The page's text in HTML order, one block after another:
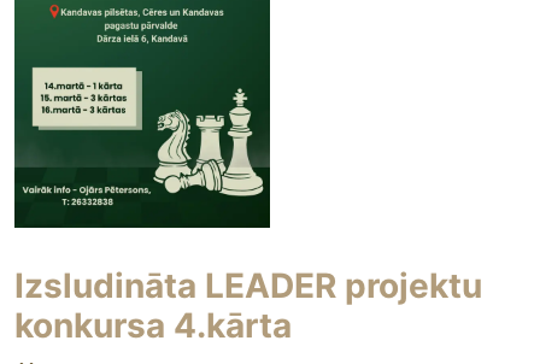
Izsludināta LEADER projektu
konkursa 4.kārta